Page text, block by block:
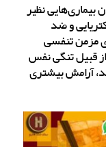
بیماری‌هایی نظیر
و ضد
مزمن تنفسی
قبیل تنگی نفس
آرامش بیشتری